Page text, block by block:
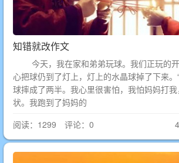
知错就改作文
今天，我在家和弟弟玩球。我们正玩的
心把球仍到了灯上，灯上的水晶球掉了下来。
球摔成了两半。我心里很害怕，我怕妈妈打
状。我跑到了妈妈的
阅读：1299 评论：0